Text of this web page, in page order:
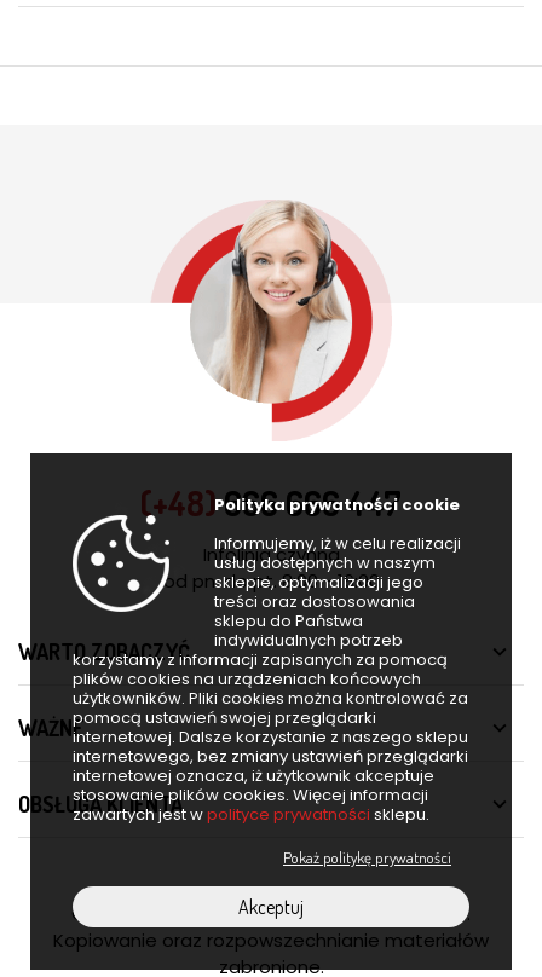
Polityka prywatności cookie
Informujemy, iż w celu realizacji
usług dostępnych w naszym
sklepie, optymalizacji jego
treści oraz dostosowania
sklepu do Państwa
indywidualnych potrzeb
korzystamy z informacji zapisanych za pomocą
plików cookies na urządzeniach końcowych
użytkowników. Pliki cookies można kontrolować za
pomocą ustawień swojej przeglądarki
internetowej. Dalsze korzystanie z naszego sklepu
internetowego, bez zmiany ustawień przeglądarki
internetowej oznacza, iż użytkownik akceptuje
stosowanie plików cookies. Więcej informacji
zawartych jest wpolityce prywatności sklepu.
Pokaż politykę prywatności
Akceptuj
(+48)666 666 447
Infolinia czynna
od pn. do pt. 8:00 - 16:00
WARTO ZOBACZYĆ 
WAŻNE 
OBSŁUGA KLIENTA 
© 2026 Furnero. Wszelkie prawa zastrzeżone.
Kopiowanie oraz rozpowszechnianie materiałów
zabronione.